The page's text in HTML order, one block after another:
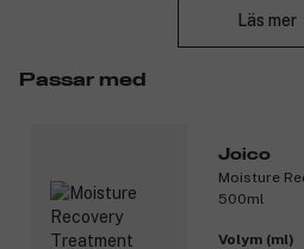
Technology, ett kraftfullt
Nyckelingredienser:
Nyponfröolja gör hårets
blankare och mjukare.
Tång tillför mineraler,
Läs mer
Passar med
Joico
Moisture
500ml
Volym (ml)